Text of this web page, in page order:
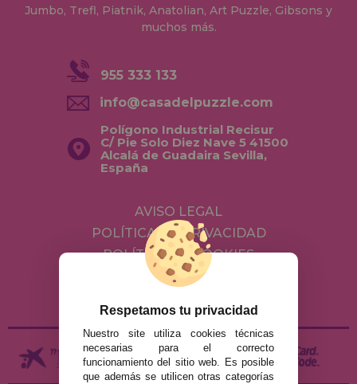
Jumbo, Trefl, Piatnik, Anatolian, Art Puzzle, Gibsons y
muchos más.
955 333 133
info@casadelpuzzle.com
Polígono Industrial Recisur
C/ Pie Solo Diez Nave 5 41500
Alcalá de Guadaira Sevilla,
España
AVISO LEGAL
POLÍTICA DE PRIVACIDAD
POLÍTICA DE COOKIES
ENVÍOS Y DEVOLUCIONES
Respetamos tu privacidad
Nuestro site utiliza cookies técnicas
necesarias para el correcto
funcionamiento del sitio web. Es posible
que además se utilicen otras categorías